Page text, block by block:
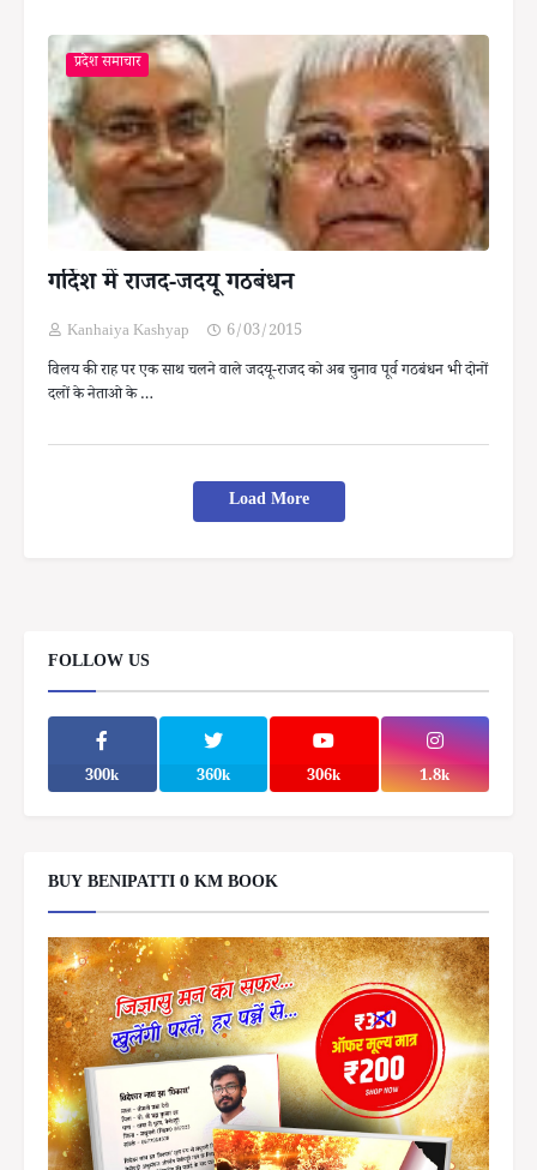
प्रदेश समाचार
गर्दिश में राजद-जदयू गठबंधन
Kanhaiya Kashyap
6/03/2015
विलय की राह पर एक साथ चलने वाले जदयू-राजद को अब चुनाव पूर्व गठबंधन भी दोनों
दलों के नेताओ के …
Load More
FOLLOW US
300k 360k 306k 1.8k
BUY BENIPATTI 0 KM BOOK